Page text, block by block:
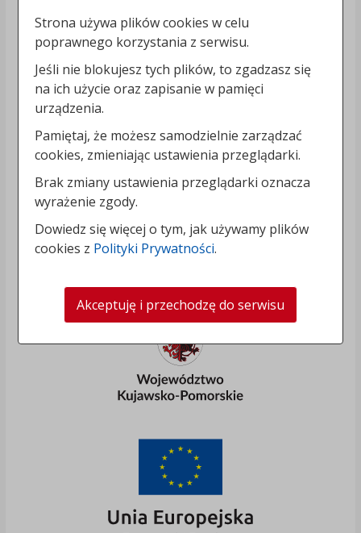
Strona używa plików cookies w celu
poprawnego korzystania z serwisu.
Jeśli nie blokujesz tych plików, to zgadzasz się
na ich użycie oraz zapisanie w pamięci
urządzenia.
Pamiętaj, że możesz samodzielnie zarządzać
cookies, zmieniając ustawienia przeglądarki.
Brak zmiany ustawienia przeglądarki oznacza
wyrażenie zgody.
Dowiedz się więcej o tym, jak używamy plików
cookies z Polityki Prywatności.
Akceptuję i przechodzę do serwisu